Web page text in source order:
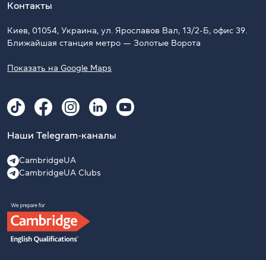
Контакты
Киев, 01054, Украина, ул. Ярославов Вал, 13/2-Б, офис 39.
Ближайшая станция метро — Золотые Ворота
Показать на Google Maps
Наши Telegram-каналы
CambridgeUA
CambridgeUA Clubs